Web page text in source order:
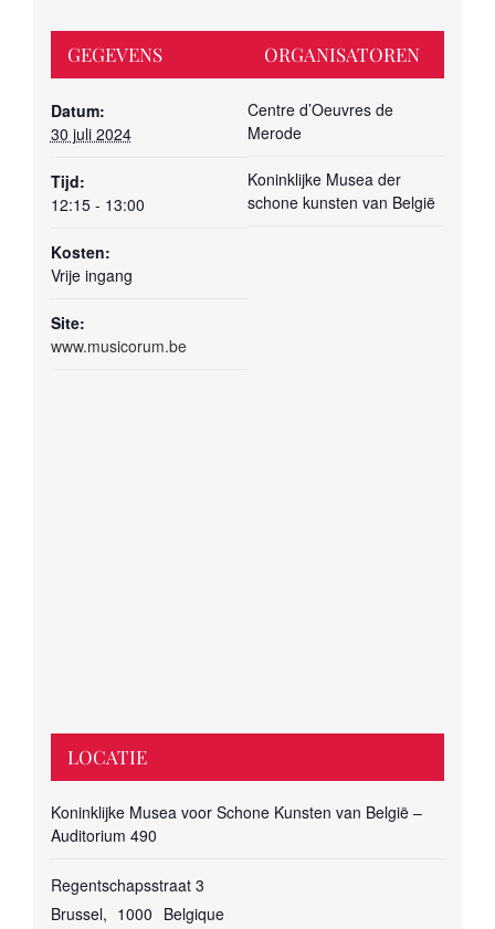
GEGEVENS
Datum:
30 juli 2024
Tijd:
12:15 - 13:00
Kosten:
Vrije ingang
Site:
www.musicorum.be
ORGANISATOREN
Centre d’Oeuvres de
Merode
Koninklijke Musea der
schone kunsten van België
LOCATIE
Koninklijke Musea voor Schone Kunsten van België –
Auditorium 490
Regentschapsstraat 3
Brussel, 1000 Belgique